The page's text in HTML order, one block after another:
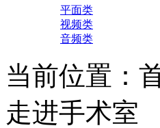
平面类
视频类
音频类
当前位置：
走进手术室